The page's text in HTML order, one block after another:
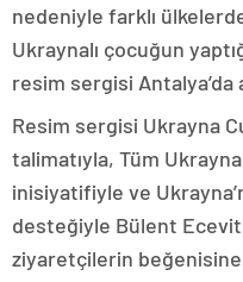
nedeniyle farklı
Ukraynalı çocuğun
resim sergisi Antalya’da
Resim sergisi Ukrayna
talimatıyla, Tüm
inisiyatifiyle ve
desteğiyle Bülent
ziyaretçilerin beğenisine